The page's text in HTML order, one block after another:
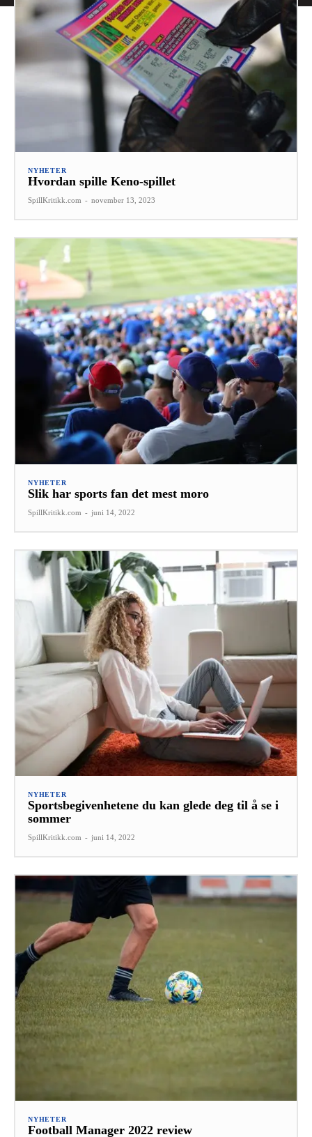
NYHETER
Hvordan spille Keno-spillet
SpillKritikk.com - november 13, 2023
NYHETER
Slik har sports fan det mest moro
SpillKritikk.com - juni 14, 2022
NYHETER
Sportsbegivenhetene du kan glede deg til å se i
sommer
SpillKritikk.com - juni 14, 2022
NYHETER
Football Manager 2022 review